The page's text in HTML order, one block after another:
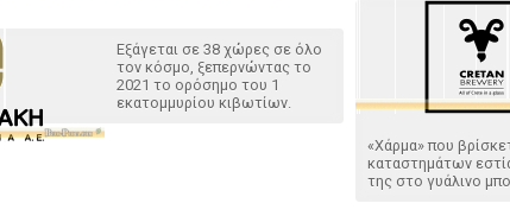
Εξάγεται σε 38 χώρες σε όλο
τον κόσμο, ξεπερνώντας το
2021 το ορόσημο του 1
εκατομμυρίου κιβωτίων.
«Χάρμα» που
καταστημάτων
της στο γυάλινο